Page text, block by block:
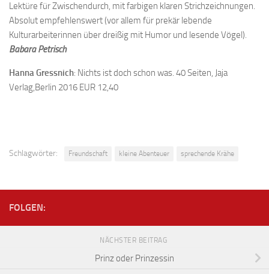
Lektüre für Zwischendurch, mit farbigen klaren Strichzeichnungen.
Absolut empfehlenswert (vor allem für prekär lebende
Kulturarbeiterinnen über dreißig mit Humor und lesende Vögel).
Babara Petrisch
Hanna Gressnich: Nichts ist doch schon was. 40 Seiten, Jaja
Verlag,Berlin 2016 EUR 12,40
Schlagwörter: Freundschaft kleine Abenteuer sprechende Krähe
FOLGEN:
NÄCHSTER BEITRAG
Prinz oder Prinzessin